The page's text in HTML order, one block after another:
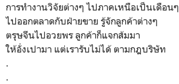
การทำงานวิจัยต่างๆ ไปภาคเหนือเป็นเดือนๆ
ไปออกตลาดกับฝ่ายขาย รู้จักลูกค้าต่างๆ
ตรุษจีนไปอวยพร ลูกค้าก็แจกส้มมา
ให้อั่งเปามา แต่เรารับไม่ได้ ตามกฎบริษัท
.
.